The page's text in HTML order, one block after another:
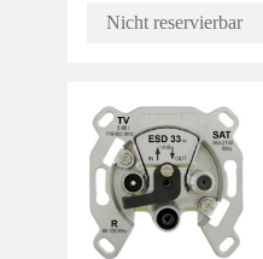
Nicht reservierbar